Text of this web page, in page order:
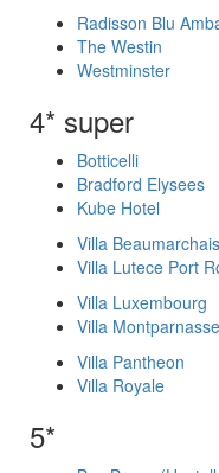
Radisson Blu
The Westin
Westminster
4* super
Botticelli
Bradford Elysees
Kube Hotel
Villa Beaumarchais
Villa Lutece Port
Villa Luxembourg
Villa Montparnasse
Villa Pantheon
Villa Royale
5*